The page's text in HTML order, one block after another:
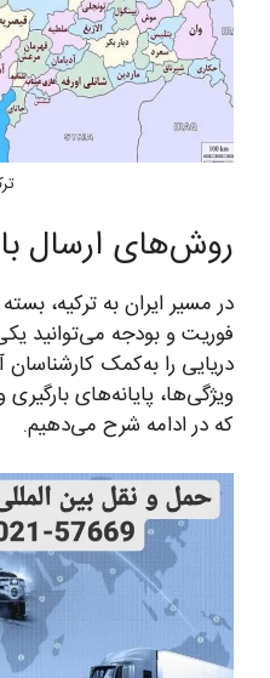
روش‌های ارسال
در مسیر ایران به ترکیه، بسته
فوریت و بودجه می‌توانید
دریایی را به‌کمک
ویژگی‌ها، پایانه‌های
که در ادامه شرح می‌دهیم.